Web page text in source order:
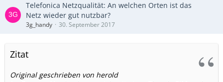
Telefonica Netzqualität: An welchen Orten ist das
Netz wieder gut nutzbar?
3g_handy 30. September 2017
Zitat
Original geschrieben von herold